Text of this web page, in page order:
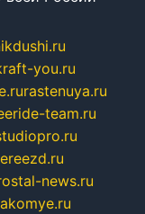
you.ru
rastenuya.ru
team.ru
news.ru